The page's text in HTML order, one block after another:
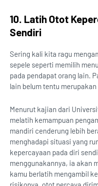
10. Latih Otot
Sendiri
Sering kali kita ragu
sepele seperti memilih
pada pendapat orang lain.
lain belum tentu
Menurut kajian dari
melatih kemampuan
mandiri cenderung lebih
menghadapi situasi yang
kepercayaan pada diri
menggunakannya, ia akan
kamu berlatih mengambil